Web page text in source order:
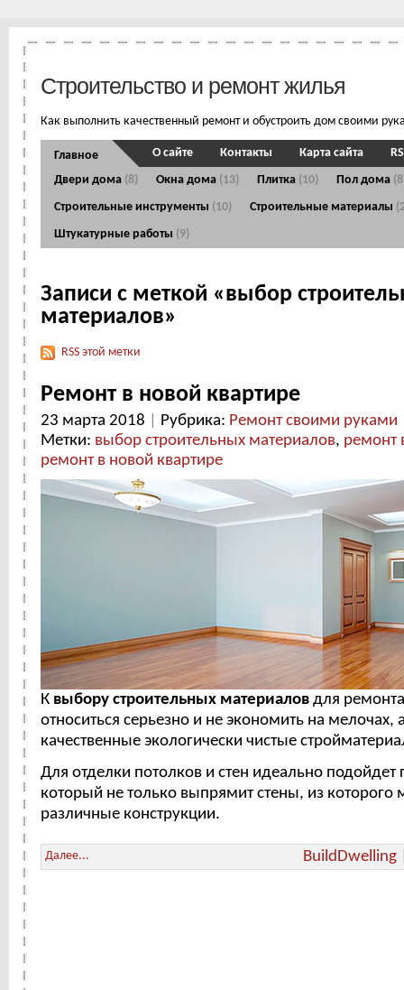
Строительство и ремонт жилья
Как выполнить качественный ремонт и обустроить дом своими
Главное
Двери дома (8) Окна дома (13) Плитка (10) Пол дома
Строительные инструменты (10) Строительные материалы
Штукатурные работы (9)
О сайте Контакты Карта сайта
Записи с меткой «выбор
материалов»
RSS этой метки
Ремонт в новой квартире
23 марта 2018 Рубрика: Ремонт своими руками
Метки: выбор строительных материалов, ремонт
ремонт в новой квартире
К выбору строительных материалов для
относиться серьезно и не экономить на мелочах,
качественные экологически чистые
Для отделки потолков и стен идеально подойдет
который не только выпрямит стены, из которого
различные конструкции.
Далее... BuildDwelling